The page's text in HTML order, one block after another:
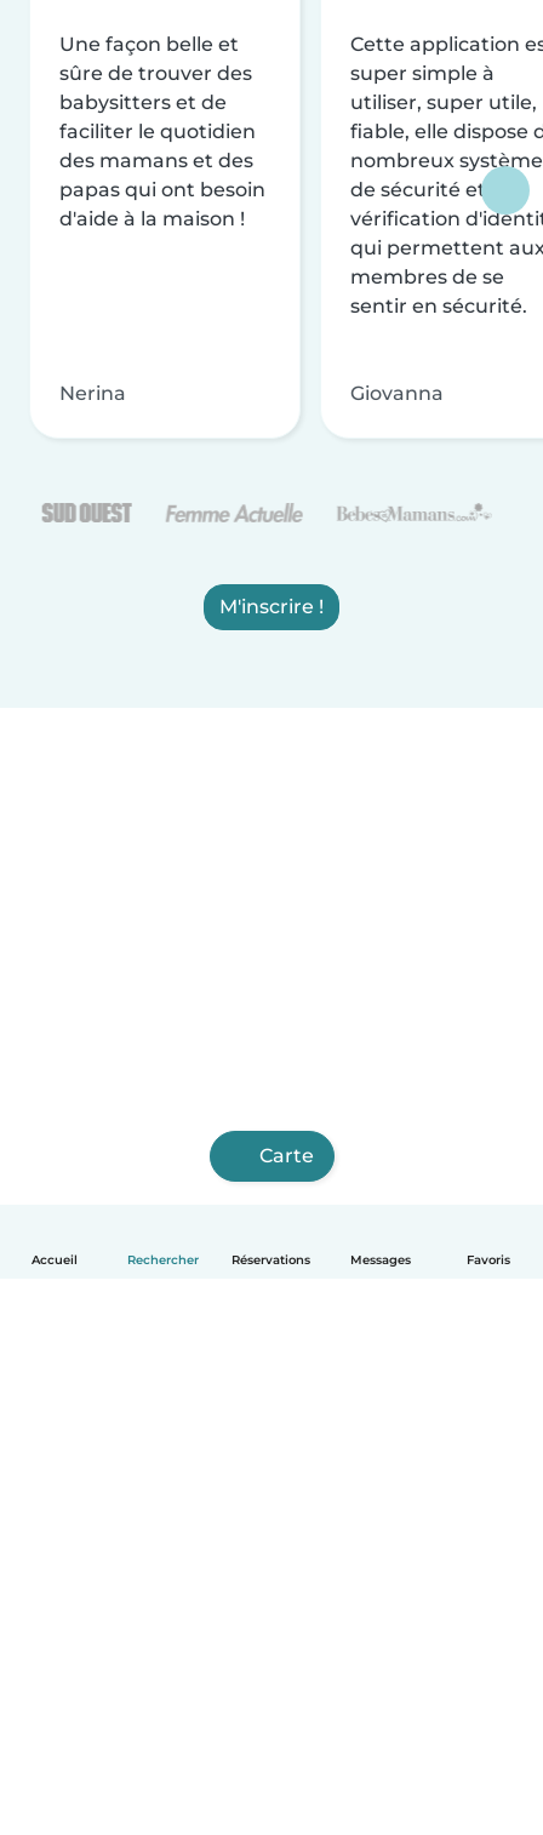
Accueil Rechercher Réservations Messages Favoris
Une façon belle et
sûre de trouver des
babysitters et de
faciliter le quotidien
des mamans et des
papas qui ont besoin
d'aide à la maison !
Nerina
Cette application
super simple à
utiliser, super utile,
fiable, elle dispose
nombreux
de sécurité et de
vérification
qui permettent
membres de se
sentir en sécurité.
Giovanna
M'inscrire !
Carte